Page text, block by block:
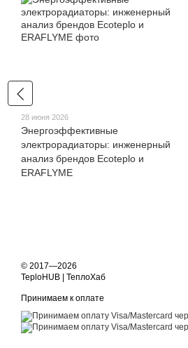
28 июня 2026
Энергоэффективные
электрорадиаторы: инженерный
анализ брендов Ecoteplo и
ERAFLYME
© 2017—2026
TeploHUB | ТеплоХаб
Принимаем к оплате